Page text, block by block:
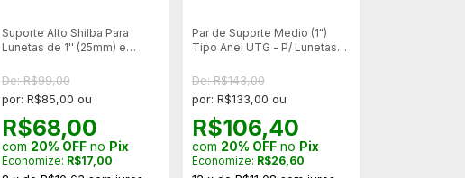
Suporte Alto Shilba Para
Lunetas de 1'' (25mm) e
De: R$99,00
por: R$85,00 ou
R$68,00
com 20% OFFno Pix
Economize: R$17,00
Par de Suporte Medio (1")
Tipo Anel UTG - P/ Lunetas
De: R$143,00
por: R$133,00 ou
R$106,40
com 20% OFFno Pix
Economize: R$26,60